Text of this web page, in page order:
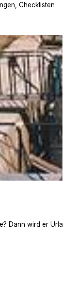
Checklisten
Dann wird er